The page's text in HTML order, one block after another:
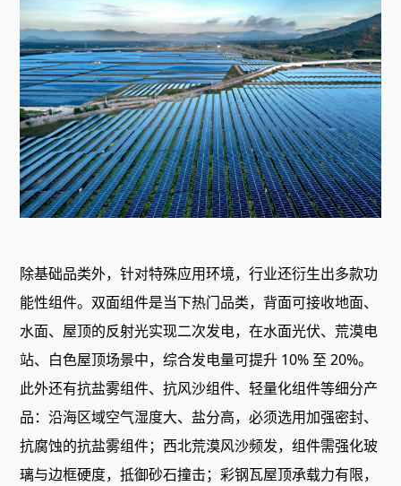
除基础品类外，针对特殊应用环境，行业还衍生出多款功
能性组件。双面组件是当下热门品类，背面可接收地面、
水面、屋顶的反射光实现二次发电，在水面光伏、荒漠电
站、白色屋顶场景中，综合发电量可提升 10% 至 20%。
此外还有抗盐雾组件、抗风沙组件、轻量化组件等细分产
品：沿海区域空气湿度大、盐分高，必须选用加强密封、
抗腐蚀的抗盐雾组件；西北荒漠风沙频发，组件需强化玻
璃与边框硬度，抵御砂石撞击；彩钢瓦屋顶承载力有限，